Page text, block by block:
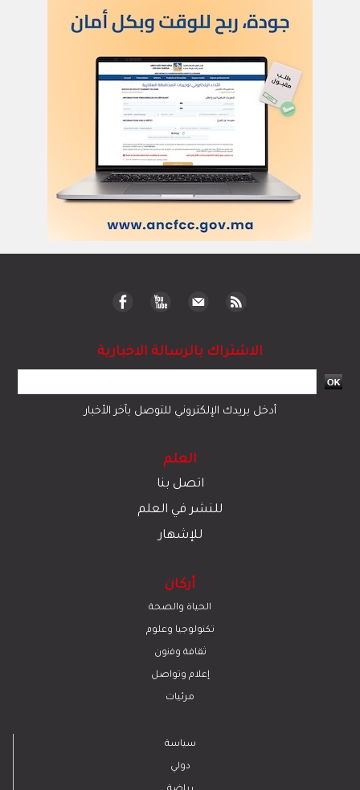
الاشتراك بالرسالة الاخبارية
أدخل بريدك الإلكتروني للتوصل بآخر الأخبار
العلم
اتصل بنا
للنشر في العلم
للإشهار
أركان
الحياة والصحة
تكنولوجيا وعلوم
ﺛﻘﺎﻓﺔ وﻓﻧون
إعلام وتواصل
مرئيات
سياسة
دولي